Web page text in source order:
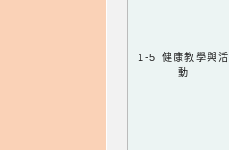
1-5 健康教學與活
動